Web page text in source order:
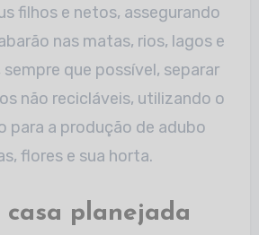
filhos e netos, assegurando
nas matas, rios, lagos e
que possível, separar
não recicláveis, utilizando o
para a produção de adubo
flores e sua horta.
casa planejada